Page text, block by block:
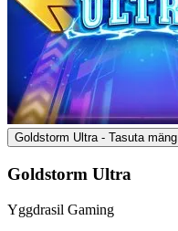
Goldstorm Ultra - Tasuta mäng
Goldstorm Ultra
Yggdrasil Gaming